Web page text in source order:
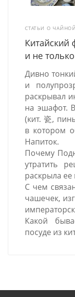
СТАТЬИ О
Китайский
и не только
Дивно
и
раскрывал
на эшафот.
(кит. 瓷,
в котором
Напиток.
Почему
утратить
раскрыла ее
С чем
чашечек,
Какой
посуде из